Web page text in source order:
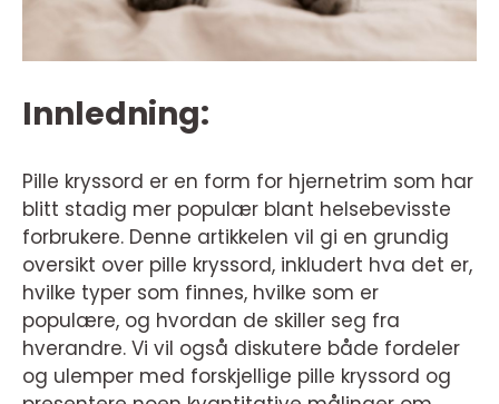
Innledning:
Pille kryssord er en form for hjernetrim som har
blitt stadig mer populær blant helsebevisste
forbrukere. Denne artikkelen vil gi en grundig
oversikt over pille kryssord, inkludert hva det er,
hvilke typer som finnes, hvilke som er
populære, og hvordan de skiller seg fra
hverandre. Vi vil også diskutere både fordeler
og ulemper med forskjellige pille kryssord og